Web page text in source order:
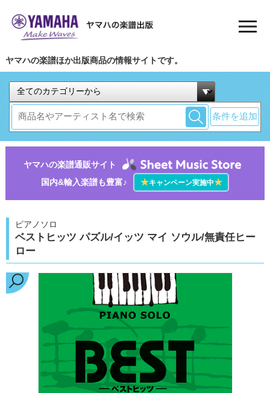
ヤマハの楽譜ほか出版商品の情報サイトです。
条件を追加
ヤマハの楽譜通販サイト
国内&輸入楽譜も豊富♪
★キャンペーン実施中★
ピアノソロ
ベストヒッツ パズル/イッツ マイ ソウル/無責任ヒー
ロー